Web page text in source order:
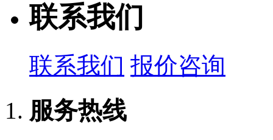
联系我们
联系我们 报价咨询
服务热线